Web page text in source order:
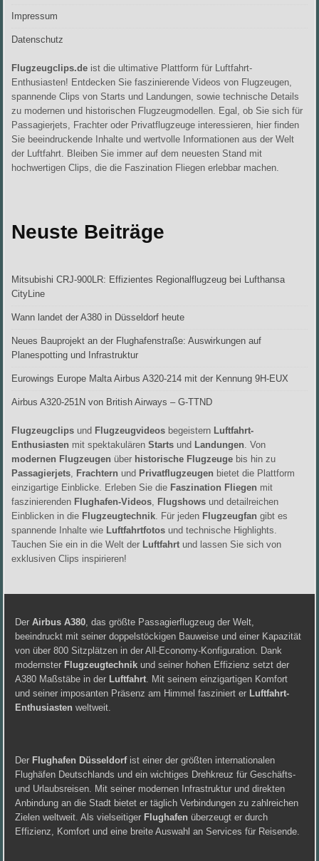
Impressum
Datenschutz
Flugzeugclips.de ist die ultimative Plattform für Luftfahrt-
Enthusiasten! Entdecken Sie faszinierende Videos von Flugzeugen,
spannende Clips von Starts und Landungen, sowie technische Details
zu modernen und historischen Flugzeugmodellen. Egal, ob Sie sich für
Passagierjets, Frachter oder Privatflugzeuge interessieren, hier finden
Sie beeindruckende Inhalte und wertvolle Informationen aus der Welt
der Luftfahrt. Bleiben Sie immer auf dem neuesten Stand mit
hochwertigen Clips, die die Faszination Fliegen erlebbar machen.
Neuste Beiträge
Mitsubishi CRJ-900LR: Effizientes Regionalflugzeug bei Lufthansa
CityLine
Wann landet der A380 in Düsseldorf heute
Neues Bauprojekt an der Flughafenstraße: Auswirkungen auf
Planespotting und Infrastruktur
Eurowings Europe Malta Airbus A320-214 mit der Kennung 9H-EUX
Airbus A320-251N von British Airways – G-TTND
Flugzeugclips und Flugzeugvideos begeistern Luftfahrt-
Enthusiasten mit spektakulärenStarts und Landungen . Von
modernen Flugzeugen über historische Flugzeuge bis hin zu
Passagierjets Frachtern und Privatflugzeugen bietet die Plattform
einzigartige Einblicke. Erleben Sie die Faszination Fliegen mit
faszinierenden Flughafen-Videos Flugshows und detailreichen
Einblicken in die Flugzeugtechnik . Für jeden Flugzeugfan gibt es
spannende Inhalte wie Luftfahrtfotos und technische Highlights.
Tauchen Sie ein in die Welt der Luftfahrt und lassen Sie sich von
exklusiven Clips inspirieren!
DerAirbus A380 , das größte Passagierflugzeug der Welt,
beeindruckt mit seiner doppelstöckigen Bauweise und einer Kapazität
von über 800 Sitzplätzen in der All-Economy-Konfiguration. Dank
modernster Flugzeugtechnik und seiner hohen Effizienz setzt der
A380 Maßstäbe in der Luftfahrt . Mit seinem einzigartigen Komfort
und seiner imposanten Präsenz am Himmel fasziniert er Luftfahrt-
Enthusiasten weltweit.
Der Flughafen Düsseldorfist einer der größten internationalen
Flughäfen Deutschlands und ein wichtiges Drehkreuz für Geschäfts-
und Urlaubsreisen. Mit seiner modernen Infrastruktur und direkten
Anbindung an die Stadt bietet er täglich Verbindungen zu zahlreichen
Zielen weltweit. Als vielseitiger Flughafen überzeugt er durch
Effizienz, Komfort und eine breite Auswahl an Services für Reisende.